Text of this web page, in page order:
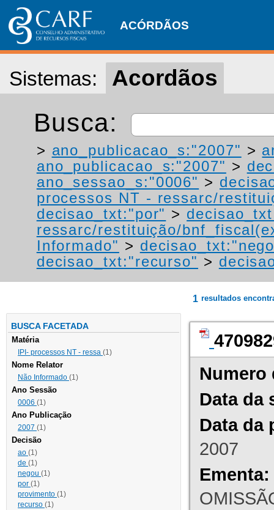
ACÓRDÃOS
Sistemas: Acordãos
Busca:
> ano_publicacao_s:"2007" >
ano_publicacao_s:"2007" >
ano_sessao_s:"0006" >
processos NT - ressarc/
decisao_txt:"por" >
ressarc/restituição/
Informado" >
decisao_txt:"recurso" >
BUSCA FACETADA
Matéria
IPI- processos NT - ressa (1)
Nome Relator
Não Informado (1)
Ano Sessão
0006 (1)
Ano Publicação
2007 (1)
Decisão
ao (1)
de (1)
negou (1)
por (1)
provimento (1)
recurso (1)
1 resultados
Numero
Data da
Data da
2007
Ementa: